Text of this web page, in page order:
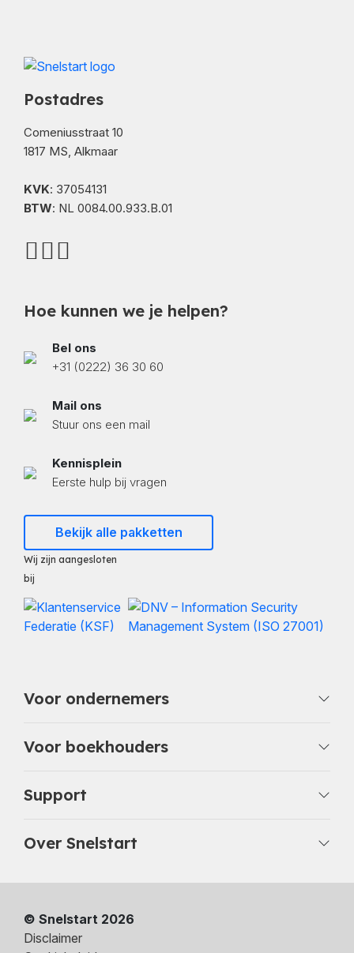
Postadres
Comeniusstraat 10
1817 MS, Alkmaar
KVK: 37054131
BTW: NL 0084.00.933.B.01
Hoe kunnen we je helpen?
Bel ons
+31 (0222) 36 30 60
Mail ons
Stuur ons een mail
Kennisplein
Eerste hulp bij vragen
Bekijk alle pakketten
Wij zijn aangesloten
bij
Voor ondernemers
Voor boekhouders
Support
Over Snelstart
© Snelstart 2026
Disclaimer